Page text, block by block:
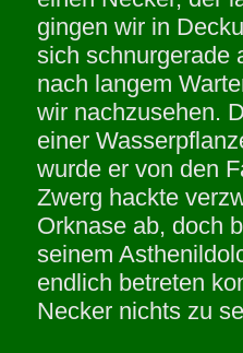
gingen wir in
sich schnurgerade
nach langem
wir nachzusehen.
einer
wurde er von den
Zwerg hackte
Orknase ab, doch
seinem
endlich betreten
Necker nichts zu